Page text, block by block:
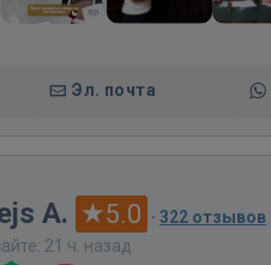
Эл. почта
A. 5.0 · 322 отзывов
21 ч. назад